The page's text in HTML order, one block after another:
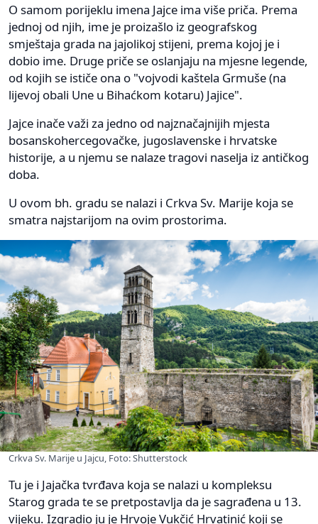
O samom porijeklu imena Jajce ima više priča. Prema
jednoj od njih, ime je proizašlo iz geografskog
smještaja grada na jajolikoj stijeni, prema kojoj je i
dobio ime. Druge priče se oslanjaju na mjesne legende,
od kojih se ističe ona o "vojvodi kaštela Grmuše (na
lijevoj obali Une u Bihaćkom kotaru) Jajice".
Jajce inače važi za jedno od najznačajnijih mjesta
bosanskohercegovačke, jugoslavenske i hrvatske
historije, a u njemu se nalaze tragovi naselja iz antičkog
doba.
U ovom bh. gradu se nalazi i Crkva Sv. Marije koja se
smatra najstarijom na ovim prostorima.
Crkva Sv. Marije u Jajcu, Foto: Shutterstock
Tu je i Jajačka tvrđava koja se nalazi u kompleksu
Starog grada te se pretpostavlja da je sagrađena u 13.
vijeku. Izgradio ju je Hrvoje Vukčić Hrvatinić koji se